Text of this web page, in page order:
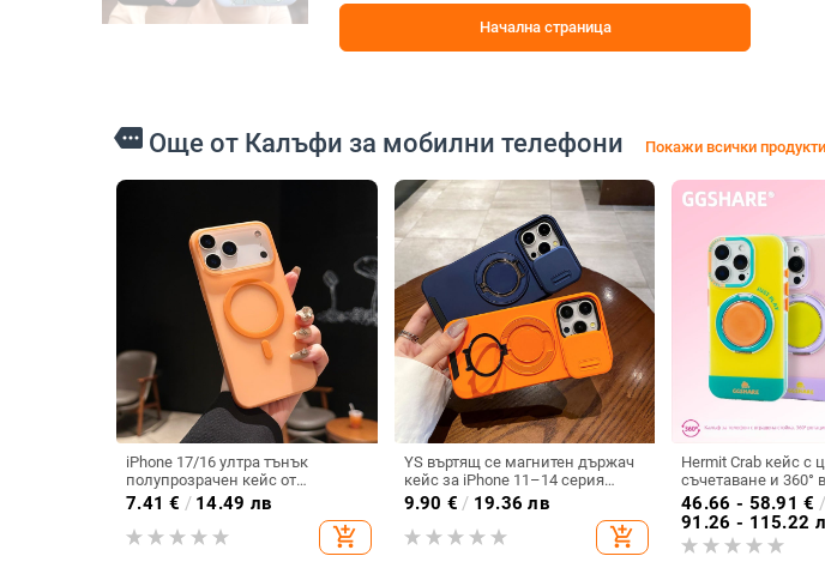
Начална страница
more Още от Калъфи за мобилни телефони Покажи всички продукти
iPhone 17/16 ултра тънък
полупрозрачен кейс от
поликарбонат, с матирана
повърхност, усещане за кожа,
ударозащита и магнитно
7.41 € / 14.49 лв
add_shopping_cart
YS въртящ се магнитен държач
кейс за iPhone 11–14 серия
(Pro/Pro Max) — TPU+PC,
удароустойчив, охлаждане, анти
отпечатъци
9.90 € / 19.36 лв
add_shopping_cart
Hermit Crab кейс с
съчетаване и 360°
скоба за iPhone 17
Pro Max
46.66 - 58.91 € /
91.26 - 115.22